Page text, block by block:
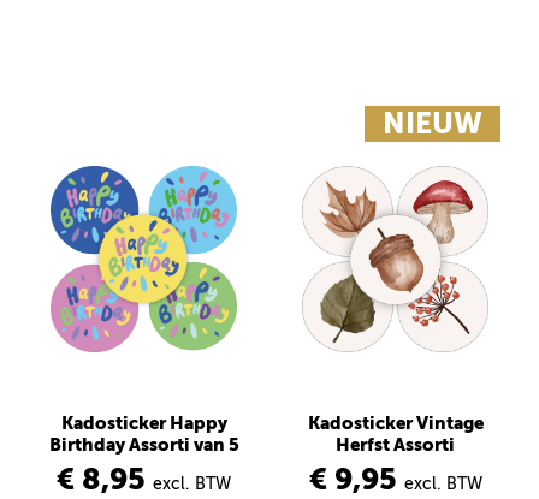
Kadosticker Happy
Birthday Assorti van 5
€ 8,95 excl. BTW
NIEUW
Kadosticker Vintage
Herfst Assorti
€ 9,95 excl. BTW